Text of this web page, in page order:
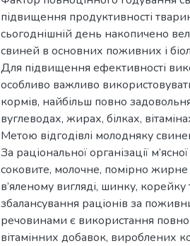
підвищення продуктивності
сьогоднішній день накопичено
свиней в основних поживних і
Для підвищення ефективності
особливо важливо
кормів, найбільш повно
вуглеводах, жирах, білках,
Метою відгодівлі молодняку
За раціональної організації
соковите, молочне, помірно
в’яленому вигляді, шинку,
збалансування раціонів за
речовинами є використання
вітамінних добавок, вироблених